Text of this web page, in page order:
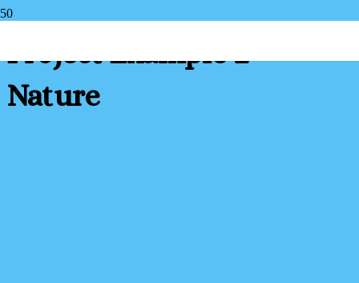
Project Example 2 –
Nature